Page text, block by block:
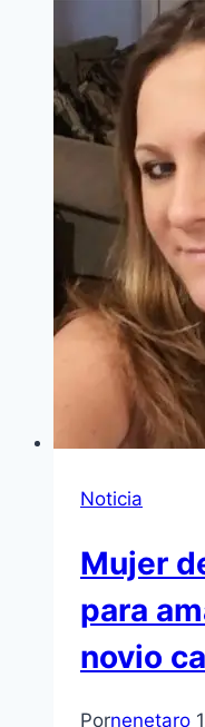
Noticia
Mujer
para
novio
Pornenetaro